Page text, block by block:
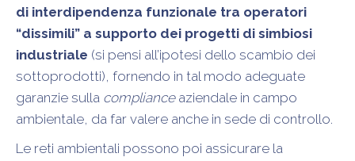
di interdipendenza funzionale tra operatori
“dissimili” a supporto dei progetti di simbiosi
industriale (si pensi all’ipotesi dello scambio dei
sottoprodotti), fornendo in tal modo adeguate
garanzie sulla complianceaziendale in campo
ambientale, da far valere anche in sede di controllo.
Le reti ambientali possono poi assicurare la